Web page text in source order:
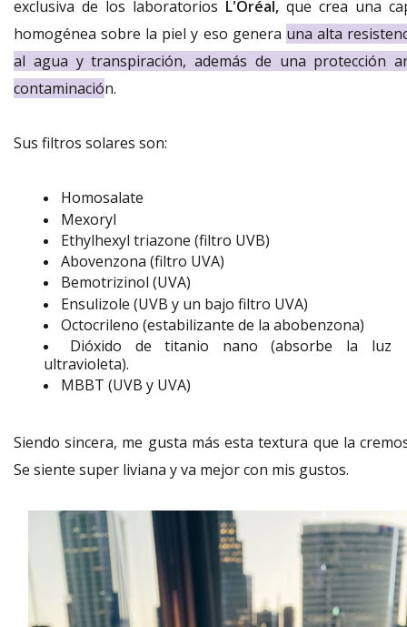
exclusiva de los laboratorios L'Oréal, que crea una
homogénea sobre la piel y eso genera una alta
al agua y transpiración, además de una protección
contaminación.
Sus filtros solares son:
Homosalate
Mexoryl
Ethylhexyl triazone (filtro UVB)
Abovenzona (filtro UVA)
Bemotrizinol (UVA)
Ensulizole (UVB y un bajo filtro UVA)
Octocrileno (estabilizante de la abobenzona)
Dióxido de titanio nano (absorbe la luz
ultravioleta).
MBBT (UVB y UVA)
Siendo sincera, me gusta más esta textura que la
Se siente super liviana y va mejor con mis gustos.